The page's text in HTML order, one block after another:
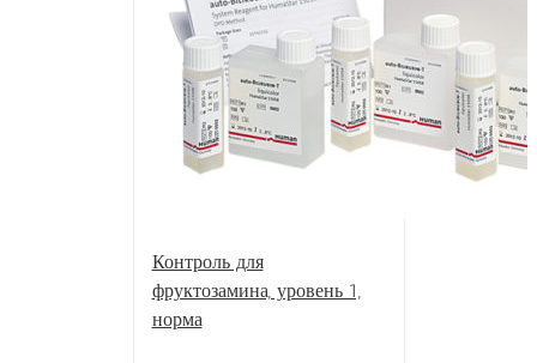
Контроль для
фруктозамина, уровень 1,
норма